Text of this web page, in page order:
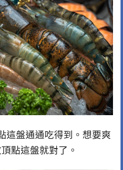
這盤通通吃得到。想要爽
點這盤就對了。